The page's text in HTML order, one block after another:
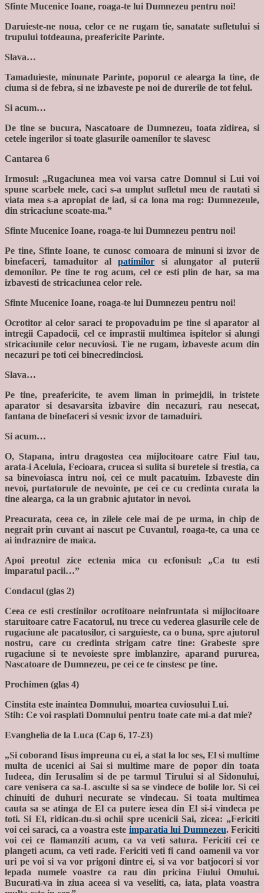
Sfinte Mucenice Ioane, roaga-te lui Dumnezeu pentru noi!
Daruieste-ne noua, celor ce ne rugam tie, sanatate sufletului si
trupului totdeauna, preafericite Parinte.
Slava…
Tamaduieste, minunate Parinte, poporul ce alearga la tine, de
ciuma si de febra, si ne izbaveste pe noi de durerile de tot felul.
Si acum…
De tine se bucura, Nascatoare de Dumnezeu, toata zidirea, si
cetele ingerilor si toate glasurile oamenilor te slavesc
Cantarea 6
Irmosul: „Rugaciunea mea voi varsa catre Domnul si Lui voi
spune scarbele mele, caci s-a umplut sufletul meu de rautati si
viata mea s-a apropiat de iad, si ca lona ma rog: Dumnezeule,
din stricaciune scoate-ma.”
Sfinte Mucenice Ioane, roaga-te lui Dumnezeu pentru noi!
Pe tine, Sfinte Ioane, te cunosc comoara de minuni si izvor de
binefaceri, tamaduitor alpatimilor si alungator al puterii
demonilor. Pe tine te rog acum, cel ce esti plin de har, sa ma
izbavesti de stricaciunea celor rele.
Sfinte Mucenice Ioane, roaga-te lui Dumnezeu pentru noi!
Ocrotitor al celor saraci te propovaduim pe tine si aparator al
intregii Capadocii, cel ce imprastii multimea ispitelor si alungi
stricaciunile celor necuviosi. Tie ne rugam, izbaveste acum din
necazuri pe toti cei binecredinciosi.
Slava…
Pe tine, preafericite, te avem liman in primejdii, in tristete
aparator si desavarsita izbavire din necazuri, rau nesecat,
fantana de binefaceri si vesnic izvor de tamaduiri.
Si acum…
O, Stapana, intru dragostea cea mijlocitoare catre Fiul tau,
arata-i Aceluia, Fecioara, crucea si sulita si buretele si trestia, ca
sa binevoiasca intru noi, cei ce mult pacatuim. Izbaveste din
nevoi, purtatorule de nevointe, pe cei ce cu credinta curata la
tine alearga, ca la un grabnic ajutator in nevoi.
Preacurata, ceea ce, in zilele cele mai de pe urma, in chip de
negrait prin cuvant ai nascut pe Cuvantul, roaga-te, ca una ce
ai indraznire de maica.
Apoi preotul zice ectenia mica cu ecfonisul: „Ca tu esti
imparatul pacii…”
Condacul (glas 2)
Ceea ce esti crestinilor ocrotitoare neinfruntata si mijlocitoare
staruitoare catre Facatorul, nu trece cu vederea glasurile cele de
rugaciune ale pacatosilor, ci sarguieste, ca o buna, spre ajutorul
nostru, care cu credinta strigam catre tine: Grabeste spre
rugaciune si te nevoieste spre imblanzire, aparand pururea,
Nascatoare de Dumnezeu, pe cei ce te cinstesc pe tine.
Prochimen (glas 4)
Cinstita este inaintea Domnului, moartea cuviosului Lui.
Stih: Ce voi rasplati Domnului pentru toate cate mi-a dat mie?
Evanghelia de la Luca (Cap 6, 17-23)
„Si coborand Iisus impreuna cu ei, a stat la loc ses, El si multime
multa de ucenici ai Sai si multime mare de popor din toata
Iudeea, din Ierusalim si de pe tarmul Tirului si al Sidonului,
care venisera ca sa-L asculte si sa se vindece de bolile lor. Si cei
chinuiti de duhuri necurate se vindecau. Si toata multimea
cauta sa se atinga de El ca putere iesea din El si-i vindeca pe
toti. Si El, ridican-du-si ochii spre ucenicii Sai, zicea: „Fericiti
voi cei saraci, ca a voastra este imparatia lui Dumnezeu. Fericiti
voi cei ce flamanziti acum, ca va veti satura. Fericiti cei ce
plangeti acum, ca veti rade. Fericiti veti fi cand oamenii va vor
uri pe voi si va vor prigoni dintre ei, si va vor batjocori si vor
lepada numele voastre ca rau din pricina Fiului Omului.
Bucurati-va in ziua aceea si va veseliti, ca, iata, plata voastra